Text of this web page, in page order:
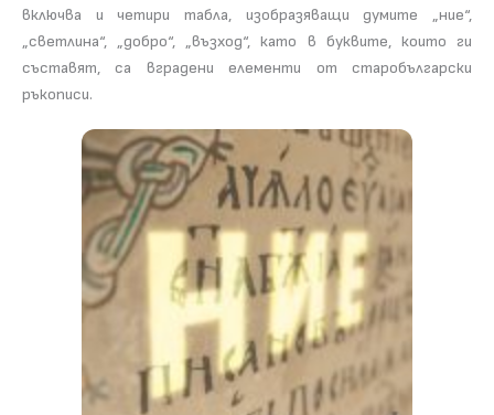
включва и четири табла, изобразяващи думите „ние“,
„светлина“, „добро“, „възход“, като в буквите, които ги
съставят, са вградени елементи от старобългарски
ръкописи.